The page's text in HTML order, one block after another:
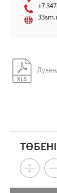
+7